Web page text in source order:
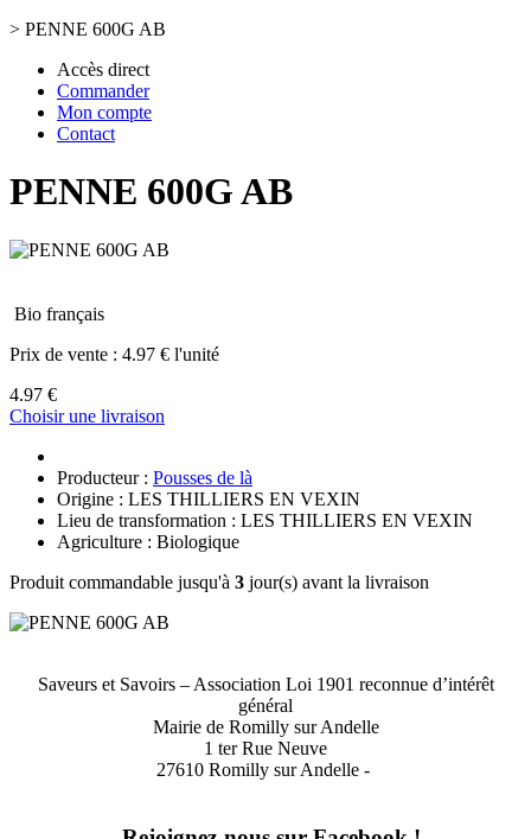
> PENNE 600G AB
Accès direct
Commander
Mon compte
Contact
PENNE 600G AB
Bio français
Prix de vente : 4.97 € l'unité
4.97 €
Choisir une livraison
Producteur : Pousses de là
Origine : LES THILLIERS EN VEXIN
Lieu de transformation : LES THILLIERS EN VEXIN
Agriculture : Biologique
Produit commandable jusqu'à 3 jour(s) avant la livraison
Saveurs et Savoirs – Association Loi 1901 reconnue d’intérêt
général
Mairie de Romilly sur Andelle
1 ter Rue Neuve
27610 Romilly sur Andelle -